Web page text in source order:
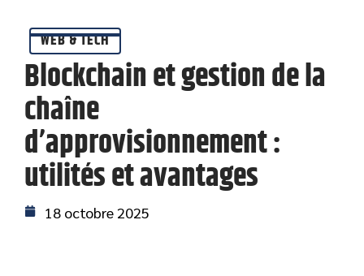
WEB & TECH
Blockchain et gestion de la
chaîne
d’approvisionnement :
utilités et avantages
18 octobre 2025